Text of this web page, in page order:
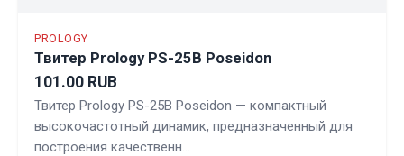
PROLOGY
Твитер Prology PS-25B Poseidon
101.00 RUB
Твитер Prology PS-25B Poseidon — компактный
высокочастотный динамик, предназначенный для
построения качественн…